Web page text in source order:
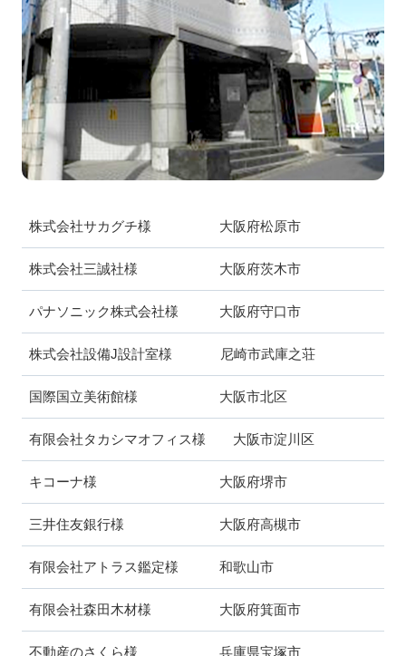
株式会社サカグチ様 大阪府松原市
株式会社三誠社様 大阪府茨木市
パナソニック株式会社様 大阪府守口市
株式会社設備J設計室様 尼崎市武庫之荘
国際国立美術館様 大阪市北区
有限会社タカシマオフィス様 大阪市淀川区
キコーナ様 大阪府堺市
三井住友銀行様 大阪府高槻市
有限会社アトラス鑑定様 和歌山市
有限会社森田木材様 大阪府箕面市
不動産のさくら様 兵庫県宝塚市